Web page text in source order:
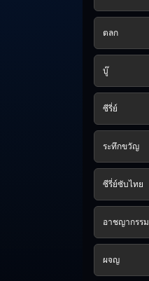
ตลก
บู๊
ซีรี่ย์
ระทึกขวัญ
ซีรี่ย์ซับไทย
อาชญากรรม
ผจญ